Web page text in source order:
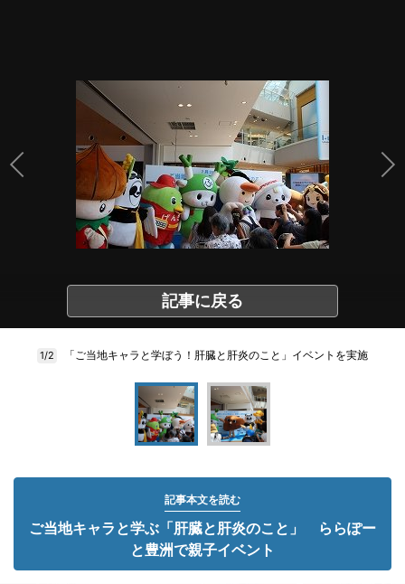
記事に戻る
1/2 「ご当地キャラと学ぼう！肝臓と肝炎のこと」イベントを実施
記事本文を読む
ご当地キャラと学ぶ「肝臓と肝炎のこと」 ららぽー
と豊洲で親子イベント